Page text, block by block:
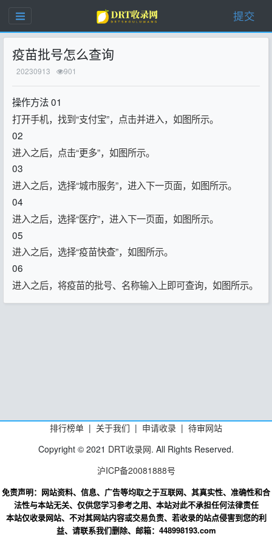
提交
疫苗批号怎么查询
20230913 901
操作方法 01
打开手机，找到“支付宝”，点击并进入，如图所示。
02
进入之后，点击“更多”，如图所示。
03
进入之后，选择“城市服务”，进入下一页面，如图所示。
04
进入之后，选择“医疗”，进入下一页面，如图所示。
05
进入之后，选择“疫苗快查”，如图所示。
06
进入之后，将疫苗的批号、名称输入上即可查询，如图所示。
排行榜单 | 关于我们 | 申请收录 | 待审网站
Copyright © 2021 DRT收录网. All Rights Reserved.
沪ICP备20081888号
免责声明：网站资料、信息、广告等均取之于互联网、其真实性、准确性和合
法性与本站无关、仅供您学习参考之用、本站对此不承担任何法律责任
本站仅收录网站、不对其网站内容或交易负责、若收录的站点侵害到您的利
益、请联系我们删除、邮箱：448998193.com